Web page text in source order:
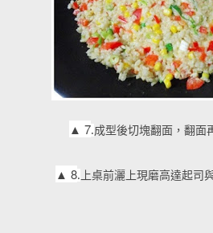
▲ 7.成型後切塊翻面，翻面
▲ 8. 上桌前灑上現磨高達起司